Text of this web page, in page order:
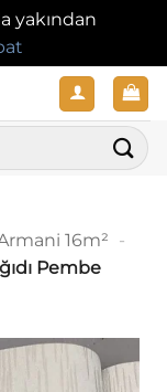
yakından
16m² -
Pembe